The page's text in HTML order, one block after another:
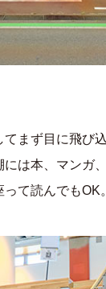
まず目に飛び
は本、マンガ
て読んでもOK。